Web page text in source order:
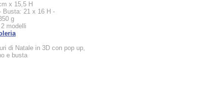
x 15,5 H
Busta: 21 x 16 H -
g
modelli
di Natale in 3D con pop up,
e busta